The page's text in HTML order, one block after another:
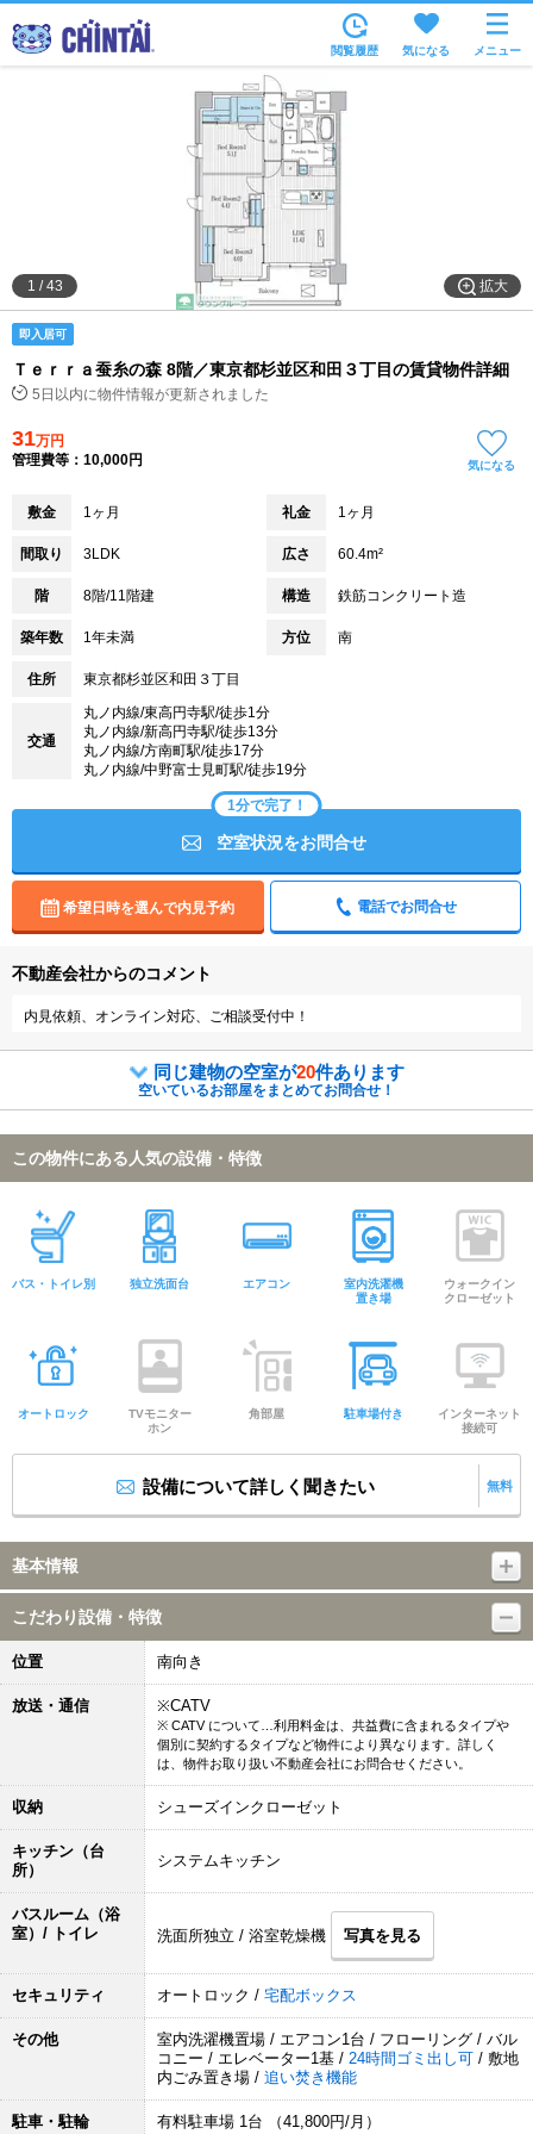
沿線・駅から
住所から
家賃相場から
通勤通学時間から
物件特集から
不動産会社から
閲覧履歴 気になる メニュー
拡大
1 /43
即入居可
Ｔｅｒｒａ蚕糸の森 8階／東京都杉並区和田３丁目の賃貸物件詳細
5日以内に物件情報が更新されました
31万円
管理費等：10,000円
気になる
敷金 1ヶ月 礼金 1ヶ月
間取り 3LDK 広さ 60.4m²
階 8階/11階建 構造 鉄筋コンクリート造
築年数 1年未満 方位 南
住所 東京都杉並区和田３丁目
交通
丸ノ内線/東高円寺駅/徒歩1分
丸ノ内線/新高円寺駅/徒歩13分
丸ノ内線/方南町駅/徒歩17分
丸ノ内線/中野富士見町駅/徒歩19分
1分で完了！
空室状況をお問合せ
希望日時を選んで内見予約 電話でお問合せ
不動産会社からのコメント
内見依頼、オンライン対応、ご相談受付中！
同じ建物の空室が20件あります
空いているお部屋をまとめてお問合せ！
この物件にある人気の設備・特徴
バス・トイレ別 独立洗面台 エアコン
室内洗濯機
置き場
ウォークイン
クローゼット
オートロック
TVモニター
ホン
角部屋 駐車場付き
インターネット
接続可
設備について詳しく聞きたい 無料
基本情報
こだわり設備・特徴
位置 南向き
放送・通信 ※CATV
※ CATV について…利用料金は、共益費に含まれるタイプや
個別に契約するタイプなど物件により異なります。詳しく
は、物件お取り扱い不動産会社にお問合せください。
収納 シューズインクローゼット
キッチン（台
所）
システムキッチン
バスルーム（浴
室）/ トイレ
洗面所独立 / 浴室乾燥機 写真を見る
セキュリティ オートロック / 宅配ボックス
その他
室内洗濯機置場 / エアコン1台 / フローリング / バル
コニー / エレベーター1基 / 24時間ゴミ出し可 / 敷地
内ごみ置き場 / 追い焚き機能
駐車・駐輪 有料駐車場 1台 （41,800円/月）